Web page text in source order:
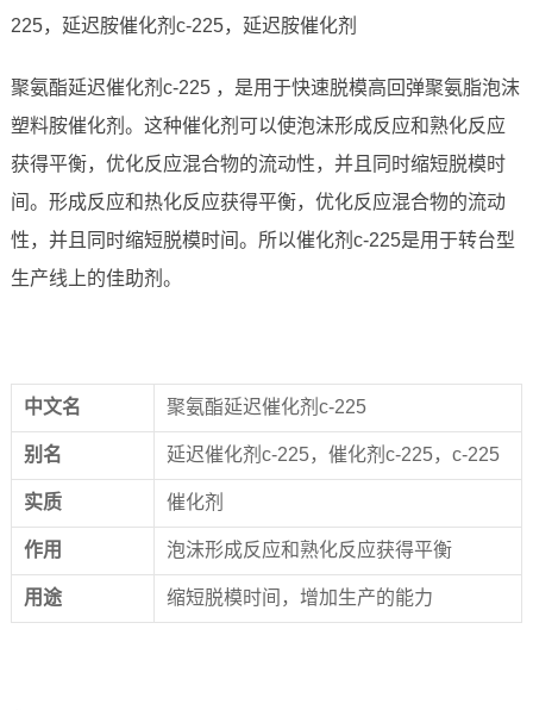
225，延迟胺催化剂c-225，延迟胺催化剂
聚氨酯延迟催化剂c-225 ，是用于快速脱模高回弹聚氨脂泡沫
塑料胺催化剂。这种催化剂可以使泡沫形成反应和熟化反应
获得平衡，优化反应混合物的流动性，并且同时缩短脱模时
间。形成反应和热化反应获得平衡，优化反应混合物的流动
性，并且同时缩短脱模时间。所以催化剂c-225是用于转台型
生产线上的佳助剂。
中文名 聚氨酯延迟催化剂c-225
别名 延迟催化剂c-225，催化剂c-225，c-225
实质 催化剂
作用 泡沫形成反应和熟化反应获得平衡
用途 缩短脱模时间，增加生产的能力